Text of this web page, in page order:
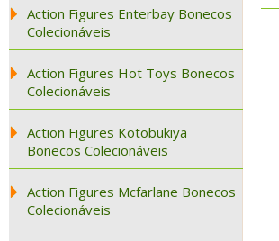
Action Figures Enterbay Bonecos
Colecionáveis
Action Figures Hot Toys Bonecos
Colecionáveis
Action Figures Kotobukiya
Bonecos Colecionáveis
Action Figures Mcfarlane Bonecos
Colecionáveis